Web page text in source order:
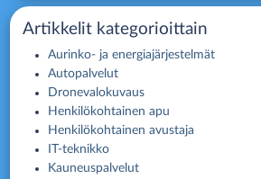
Artikkelit kategorioittain
Aurinko- ja energiajärjestelmät
Autopalvelut
Dronevalokuvaus
Henkilökohtainen apu
Henkilökohtainen avustaja
IT-teknikko
Kauneuspalvelut